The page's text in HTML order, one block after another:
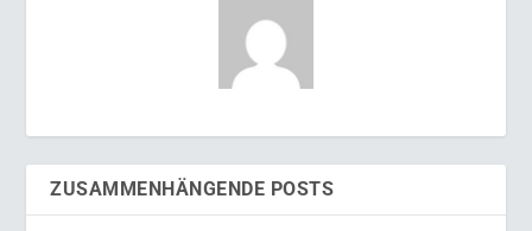
ZUSAMMENHÄNGENDE POSTS